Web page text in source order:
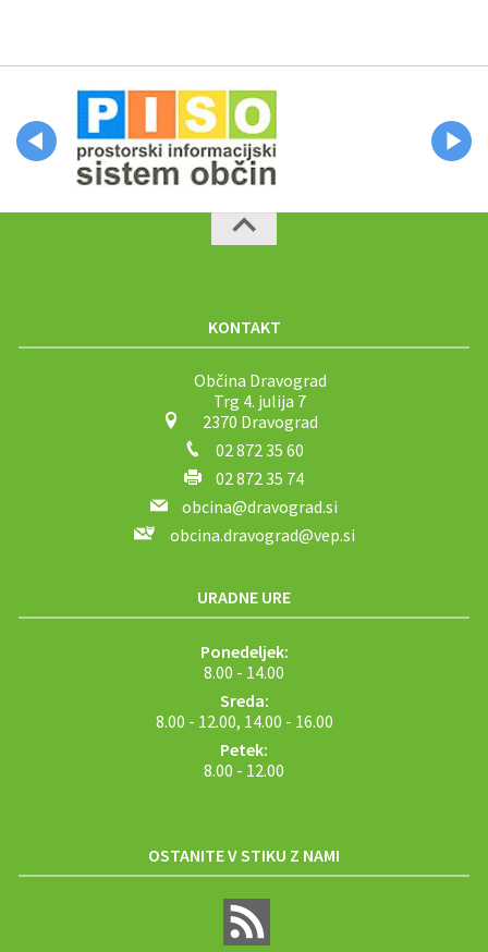
KONTAKT
Občina Dravograd
Trg 4. julija 7
2370 Dravograd
02 872 35 60
02 872 35 74
obcina@dravograd.si
obcina.dravograd@vep.si
URADNE URE
Ponedeljek:
8.00 - 14.00
Sreda:
8.00 - 12.00, 14.00 - 16.00
Petek:
8.00 - 12.00
OSTANITE V STIKU Z NAMI